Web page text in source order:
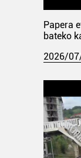
Papera
bateko
2026/